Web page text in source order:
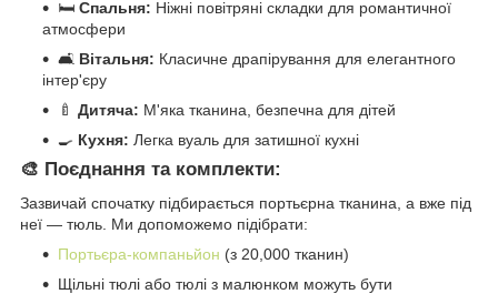
🛏️ Спальня: Ніжні повітряні складки для романтичної
атмосфери
🛋️ Вітальня: Класичне драпірування для елегантного
інтер'єру
🍼 Дитяча: М'яка тканина, безпечна для дітей
🍳 Кухня: Легка вуаль для затишної кухні
🎨 Поєднання та комплекти:
Зазвичай спочатку підбирається портьєрна тканина, а вже під
неї — тюль. Ми допоможемо підібрати:
Портьєра-компаньйон (з 20,000 тканин)
Щільні тюлі або тюлі з малюнком можуть бути